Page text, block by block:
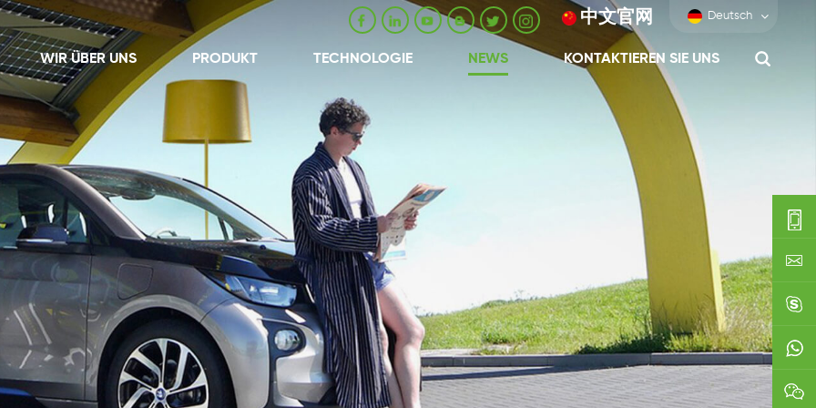
中文官网 Deutsch
WIR ÜBER UNS PRODUKT TECHNOLOGIE NEWS KONTAKTIEREN SIE UNS
0086-
0592-